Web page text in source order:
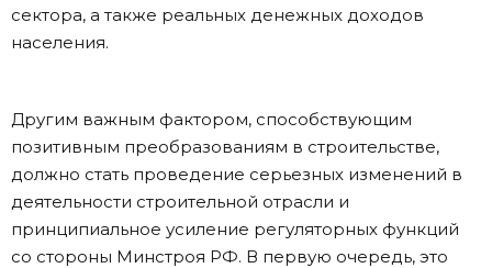
сектора, а также реальных денежных доходов
населения.
Другим важным фактором, способствующим
позитивным преобразованиям в строительстве,
должно стать проведение серьезных изменений в
деятельности строительной отрасли и
принципиальное усиление регуляторных функций
со стороны Минстроя РФ. В первую очередь, это